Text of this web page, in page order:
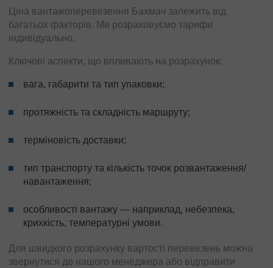
Ціна вантажоперевезення Бахмач залежить від
багатьох факторів. Ми розраховуємо тарифи
індивідуально.
Ключові аспекти, що впливають на розрахунок:
вага, габарити та тип упаковки;
протяжність та складність маршруту;
терміновість доставки;
тип транспорту та кількість точок розвантаження/
навантаження;
особливості вантажу — наприклад, небезпека,
крихкість, температурні умови.
Для швидкого розрахунку вартості перевезень можна
звернутися до нашого менеджера або відправити